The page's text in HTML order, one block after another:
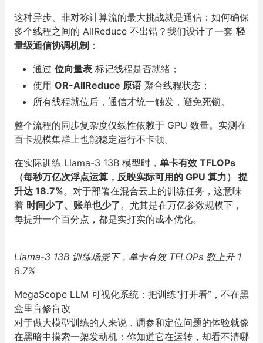
这种异步、非对称计算流的最大挑战就是通信：如何确保
多个线程之间的 AllReduce 不出错？我们设计了一套 轻
量级通信协调机制 ：
通过 位向量表 标记线程是否就绪；
使用 OR-AllReduce 原语聚合线程状态；
所有线程就位后，通信才统一触发，避免死锁。
整个流程的同步复杂度仅线性依赖于 GPU 数量。实测在
百卡规模集群上也能稳定运行不卡顿。
在实际训练 Llama-3 13B 模型时， 单卡有效 TFLOPs
（每秒万亿次浮点运算，反映实际可用的 GPU 算力） 提
升达 18.7%。对于部署在混合云上的训练任务，这意味
着 时间少了、账单也少了。尤其是在万亿参数规模下，
每提升一个百分点，都是实打实的成本优化。
Llama-3 13B 训练场景下，单卡有效 TFLOPs 数上升 1
8.7%
MegaScope LLM 可视化系统：把训练“打开看”，不在黑
盒里盲修盲改
对于做大模型训练的人来说，调参和定位问题的体验就像
在黑暗中摸索一架发动机：你知道它在运转，却看不清哪